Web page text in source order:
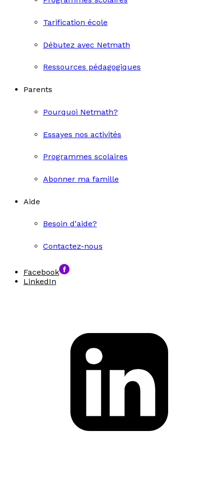
Tarification école
Débutez avec Netmath
Ressources pédagogiques
Parents
Pourquoi Netmath?
Essayes nos activités
Programmes scolaires
Abonner ma famille
Aide
Besoin d'aide?
Contactez-nous
Facebook
LinkedIn